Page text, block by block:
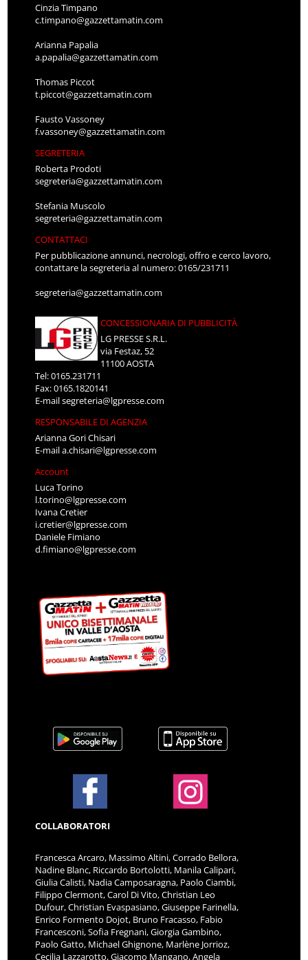
Cinzia Timpano
c.timpano@gazzettamatin.com
Arianna Papalia
a.papalia@gazzettamatin.com
Thomas Piccot
t.piccot@gazzettamatin.com
Fausto Vassoney
f.vassoney@gazzettamatin.com
SEGRETERIA
Roberta Prodoti
segreteria@gazzettamatin.com
Stefania Muscolo
segreteria@gazzettamatin.com
CONTATTACI
Per pubblicazione annunci, necrologi, offro e cerco lavoro,
contattare la segreteria al numero: 0165/231711
segreteria@gazzettamatin.com
CONCESSIONARIA DI PUBBLICITÀ
LG PRESSE S.R.L.
via Festaz, 52
11100 AOSTA
Tel: 0165.231711
Fax: 0165.1820141
E-mailsegreteria@lgpresse.com
RESPONSABILE DI AGENZIA
Arianna Gori Chisari
E-maila.chisari@lgpresse.com
Account
Luca Torino
l.torino@lgpresse.com
Ivana Cretier
i.cretier@lgpresse.com
Daniele Fimiano
d.fimiano@lgpresse.com
COLLABORATORI
Francesca Arcaro, Massimo Altini, Corrado Bellora,
Nadine Blanc, Riccardo Bortolotti, Manila Calipari,
Giulia Calisti, Nadia Camposaragna, Paolo Ciambi,
Filippo Clermont, Carol Di Vito, Christian Leo
Dufour, Christian Evaspasiano, Giuseppe Farinella,
Enrico Formento Dojot, Bruno Fracasso, Fabio
Francesconi, Sofia Fregnani, Giorgia Gambino,
Paolo Gatto, Michael Ghignone, Marlène Jorrioz,
Cecilia Lazzarotto, Giacomo Mangano, Angela